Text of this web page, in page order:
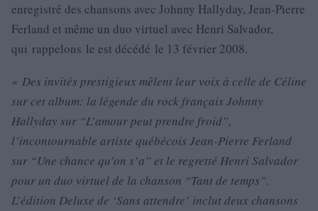
enregistré des chansons avec Johnny Hallyday, Jean-Pierre
Ferland et même un duo virtuel avec Henri Salvador,
qui rappelons le est décédé le 13 février 2008.
« Des invités prestigieux mêlent leur voix à celle de Céline
sur cet album: la légende du rock français Johnny
Hallyday sur “L’amour peut prendre froid”,
l’incontournable artiste québécois Jean-Pierre Ferland
sur “Une chance qu’on s’a” et le regretté Henri Salvador
pour un duo virtuel de la chanson “Tant de temps”.
L’édition Deluxe de ‘Sans attendre’ inclut deux chansons